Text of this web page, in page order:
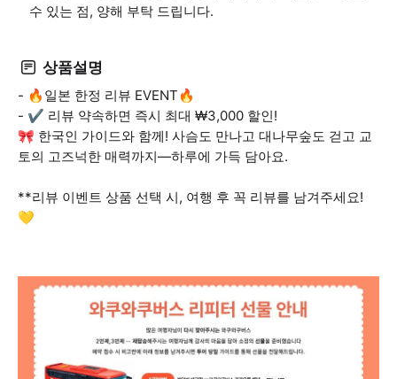
수 있는 점, 양해 부탁 드립니다.
상품설명
- 🔥일본 한정 리뷰 EVENT🔥
- ✔ 리뷰 약속하면 즉시 최대 ₩3,000 할인!
🎀 한국인 가이드와 함께! 사슴도 만나고 대나무숲도 걷고 교
토의 고즈넉한 매력까지—하루에 가득 담아요.
**리뷰 이벤트 상품 선택 시, 여행 후 꼭 리뷰를 남겨주세요!
💛